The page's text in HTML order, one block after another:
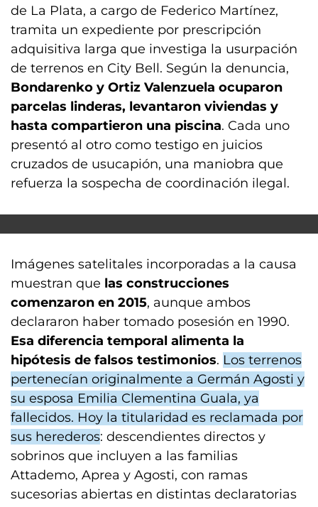
de La Plata, a cargo de Federico Martínez,
tramita un expediente por prescripción
adquisitiva larga que investiga la usurpación
de terrenos en City Bell. Según la denuncia,
Bondarenko y Ortiz Valenzuela ocuparon
parcelas linderas, levantaron viviendas y
hasta compartieron una piscina. Cada uno
presentó al otro como testigo en juicios
cruzados de usucapión, una maniobra que
refuerza la sospecha de coordinación ilegal.
Imágenes satelitales incorporadas a la causa
muestran que las construcciones
comenzaron en 2015, aunque ambos
declararon haber tomado posesión en 1990.
Esa diferencia temporal alimenta la
hipótesis de falsos testimonios. Los terrenos
pertenecían originalmente a Germán Agosti y
su esposa Emilia Clementina Guala, ya
fallecidos. Hoy la titularidad es reclamada por
sus herederos: descendientes directos y
sobrinos que incluyen a las familias
Attademo, Aprea y Agosti, con ramas
sucesorias abiertas en distintas declaratorias